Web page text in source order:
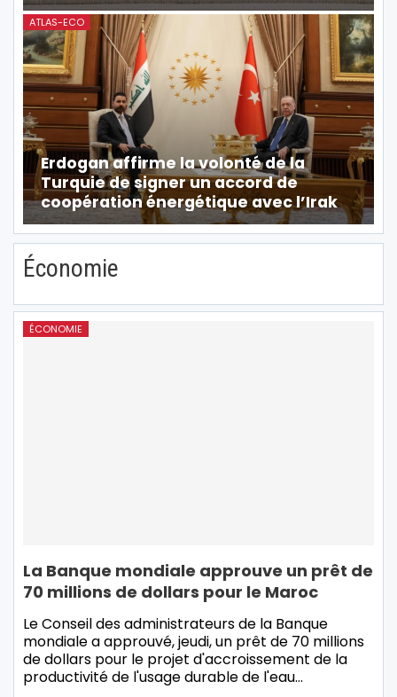
ATLAS-ECO
Erdogan affirme la volonté de la
Turquie de signer un accord de
coopération énergétique avec l’Irak
Économie
ÉCONOMIE
La Banque mondiale approuve un prêt de
70 millions de dollars pour le Maroc
Le Conseil des administrateurs de la Banque
mondiale a approuvé, jeudi, un prêt de 70 millions
de dollars pour le projet d'accroissement de la
productivité de l'usage durable de l'eau…